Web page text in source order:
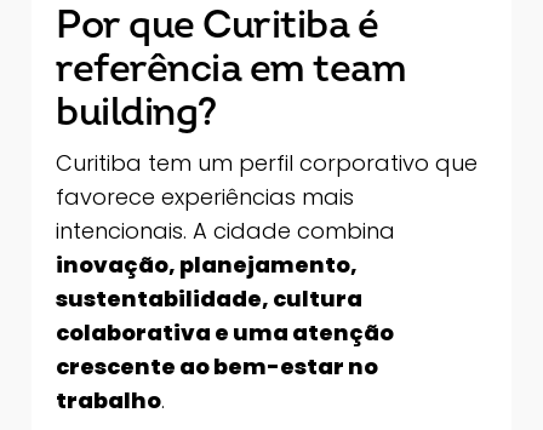
Por que Curitiba é
referência em team
building?
Curitiba tem um perfil corporativo que
favorece experiências mais
intencionais. A cidade combina
inovação, planejamento,
sustentabilidade, cultura
colaborativa e uma atenção
crescente ao bem-estar no
trabalho.